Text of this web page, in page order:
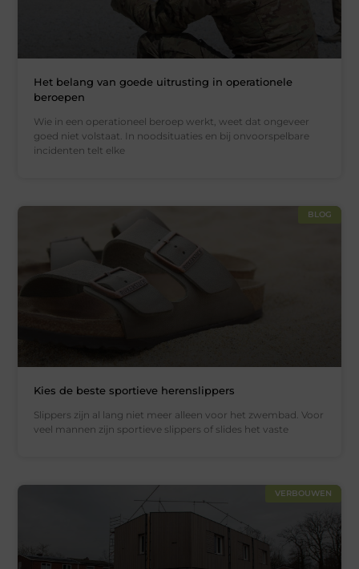
Het belang van goede uitrusting in operationele
beroepen
Wie in een operationeel beroep werkt, weet dat ongeveer
goed niet volstaat. In noodsituaties en bij onvoorspelbare
incidenten telt elke
BLOG
Kies de beste sportieve herenslippers
Slippers zijn al lang niet meer alleen voor het zwembad. Voor
veel mannen zijn sportieve slippers of slides het vaste
VERBOUWEN